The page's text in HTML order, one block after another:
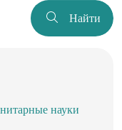
Найти
науки